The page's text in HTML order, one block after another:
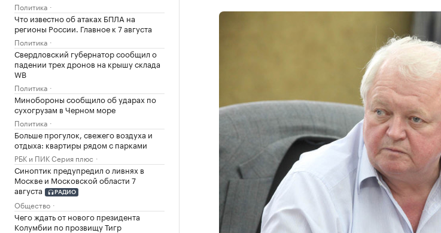
Политика
Что известно об атаках БПЛА на
регионы России. Главное к 7 августа
Политика
Свердловский губернатор сообщил о
падении трех дронов на крышу склада
WB
Политика
Минобороны сообщило об ударах по
сухогрузам в Черном море
Политика
Больше прогулок, свежего воздуха и
отдыха: квартиры рядом с парками
РБК и ПИК Серия плюс
Синоптик предупредил о ливнях в
Москве и Московской области 7
августа
РАДИО
Общество
Чего ждать от нового президента
Колумбии по прозвищу Тигр